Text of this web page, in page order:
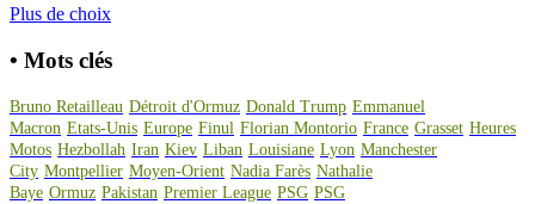
Plus de choix
• Mots clés
Bruno Retailleau Détroit d'Ormuz Donald Trump Emmanuel
Macron Etats-Unis Europe Finul Florian Montorio France Grasset Heures
Motos Hezbollah Iran Kiev Liban Louisiane Lyon Manchester
City Montpellier Moyen-Orient Nadia Farès Nathalie
Baye Ormuz Pakistan Premier League PSG PSG